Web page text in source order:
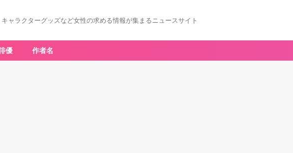
ャラクターグッズなど女性の求める情報が集まるニュースサイト
優 作者名